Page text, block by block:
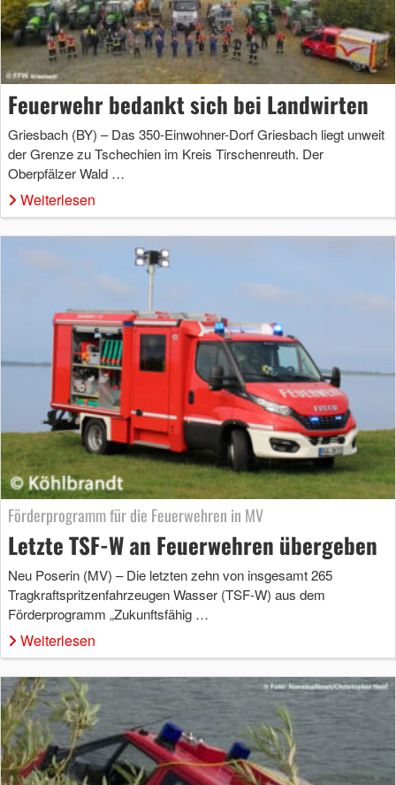
Feuerwehr bedankt sich bei Landwirten
Griesbach (BY) – Das 350-Einwohner-Dorf Griesbach liegt unweit
der Grenze zu Tschechien im Kreis Tirschenreuth. Der
Oberpfälzer Wald …
Weiterlesen
Förderprogramm für die Feuerwehren in MV
Letzte TSF-W an Feuerwehren übergeben
Neu Poserin (MV) – Die letzten zehn von insgesamt 265
Tragkraftspritzenfahrzeugen Wasser (TSF-W) aus dem
Förderprogramm „Zukunftsfähig …
Weiterlesen